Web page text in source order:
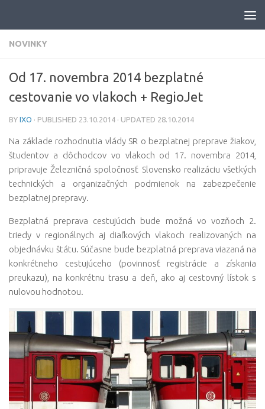
NOVINKY
Od 17. novembra 2014 bezplatné
cestovanie vo vlakoch + RegioJet
BY IXO · PUBLISHED 23.10.2014 · UPDATED 28.10.2014
Na základe rozhodnutia vlády SR o bezplatnej preprave žiakov,
študentov a dôchodcov vo vlakoch od 17. novembra 2014,
pripravuje Železničná spoločnosť Slovensko realizáciu všetkých
technických a organizačných podmienok na zabezpečenie
bezplatnej prepravy.
Bezplatná preprava cestujúcich bude možná vo vozňoch 2.
triedy v regionálnych aj diaľkových vlakoch realizovaných na
objednávku štátu. Súčasne bude bezplatná preprava viazaná na
konkrétneho cestujúceho (povinnosť registrácie a získania
preukazu), na konkrétnu trasu a deň, ako aj cestovný lístok s
nulovou hodnotou.